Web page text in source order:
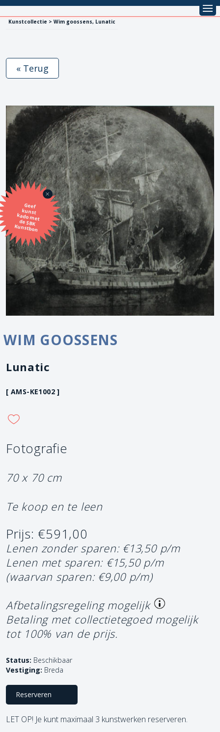
Kunstcollectie > Wim goossens, Lunatic
Geef
kunst
kado met
de SBK
Kunstbon
« Terug
WIM GOOSSENS
Lunatic
[ AMS-KE1002 ]
Fotografie
70 x 70 cm
Te koop en te leen
Prijs: €591,00
Lenen zonder sparen: €13,50 p/m
Lenen met sparen: €15,50 p/m
(waarvan sparen: €9,00 p/m)
Afbetalingsregeling mogelijk
Betaling met collectietegoed mogelijk
tot 100% van de prijs.
Status: Beschikbaar
Vestiging: Breda
Reserveren
LET OP! Je kunt maximaal 3 kunstwerken reserveren.